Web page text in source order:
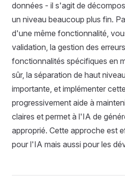
données - il s'agit de
un niveau beaucoup plus fin.
d'une même fonctionnalité,
validation, la gestion des
fonctionnalités spécifiques en
sûr, la séparation de haut
importante, et implémenter
progressivement aide à
claires et permet à l'IA de
approprié. Cette approche est
pour l'IA mais aussi pour les